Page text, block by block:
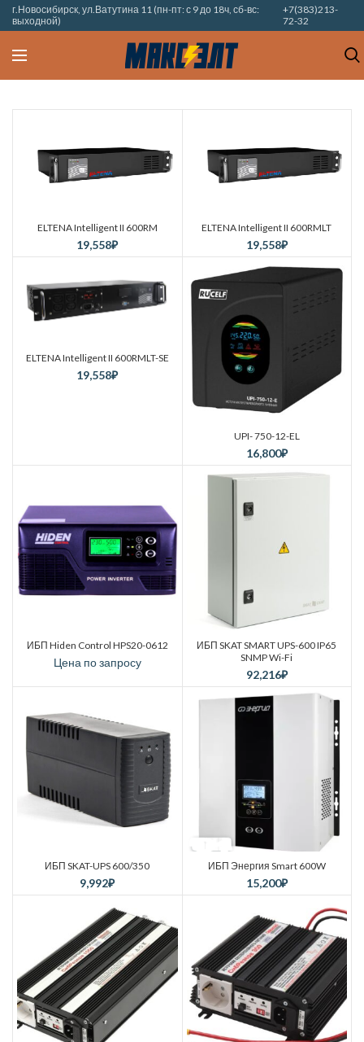
г.Новосибирск, ул.Ватутина 11 (пн-пт: с 9 до 18ч, сб-вс:
выходной)
+7(383)213-
72-32
ELTENA Intelligent II 600RM
19,558₽
ELTENA Intelligent II 600RMLT
19,558₽
ELTENA Intelligent II 600RMLT-SE
19,558₽
UPI- 750-12-EL
16,800₽
ИБП Hiden Control HPS20-0612
Цена по запросу
ИБП SKAT SMART UPS-600 IP65
SNMP Wi-Fi
92,216₽
ИБП SKAT-UPS 600/350
9,992₽
ИБП Энергия Smart 600W
15,200₽